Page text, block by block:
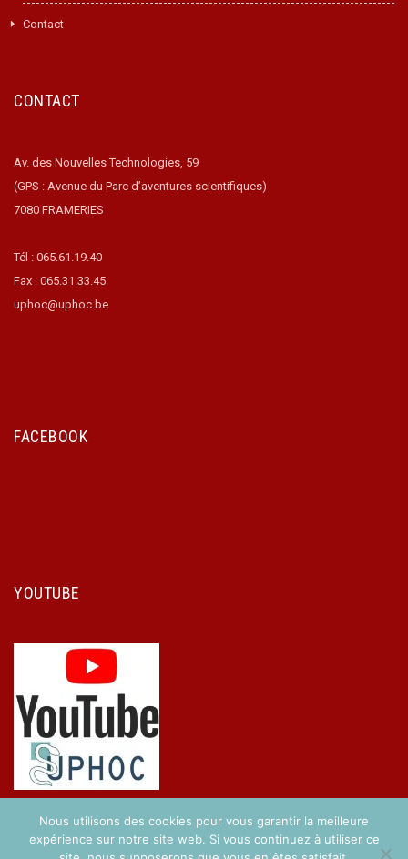
Contact
CONTACT
Av. des Nouvelles Technologies, 59
(GPS : Avenue du Parc d’aventures scientifiques)
7080 FRAMERIES
Tél : 065.61.19.40
Fax : 065.31.33.45
uphoc@uphoc.be
FACEBOOK
YOUTUBE
Nous utilisons des cookies pour vous garantir la meilleure
expérience sur notre site web. Si vous continuez à utiliser ce